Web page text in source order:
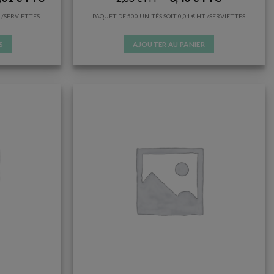
/SERVIETTES PAQUET DE 500 UNITÉS SOIT 0,01€ /SERVIETTES
AJOUTER AU PANIER